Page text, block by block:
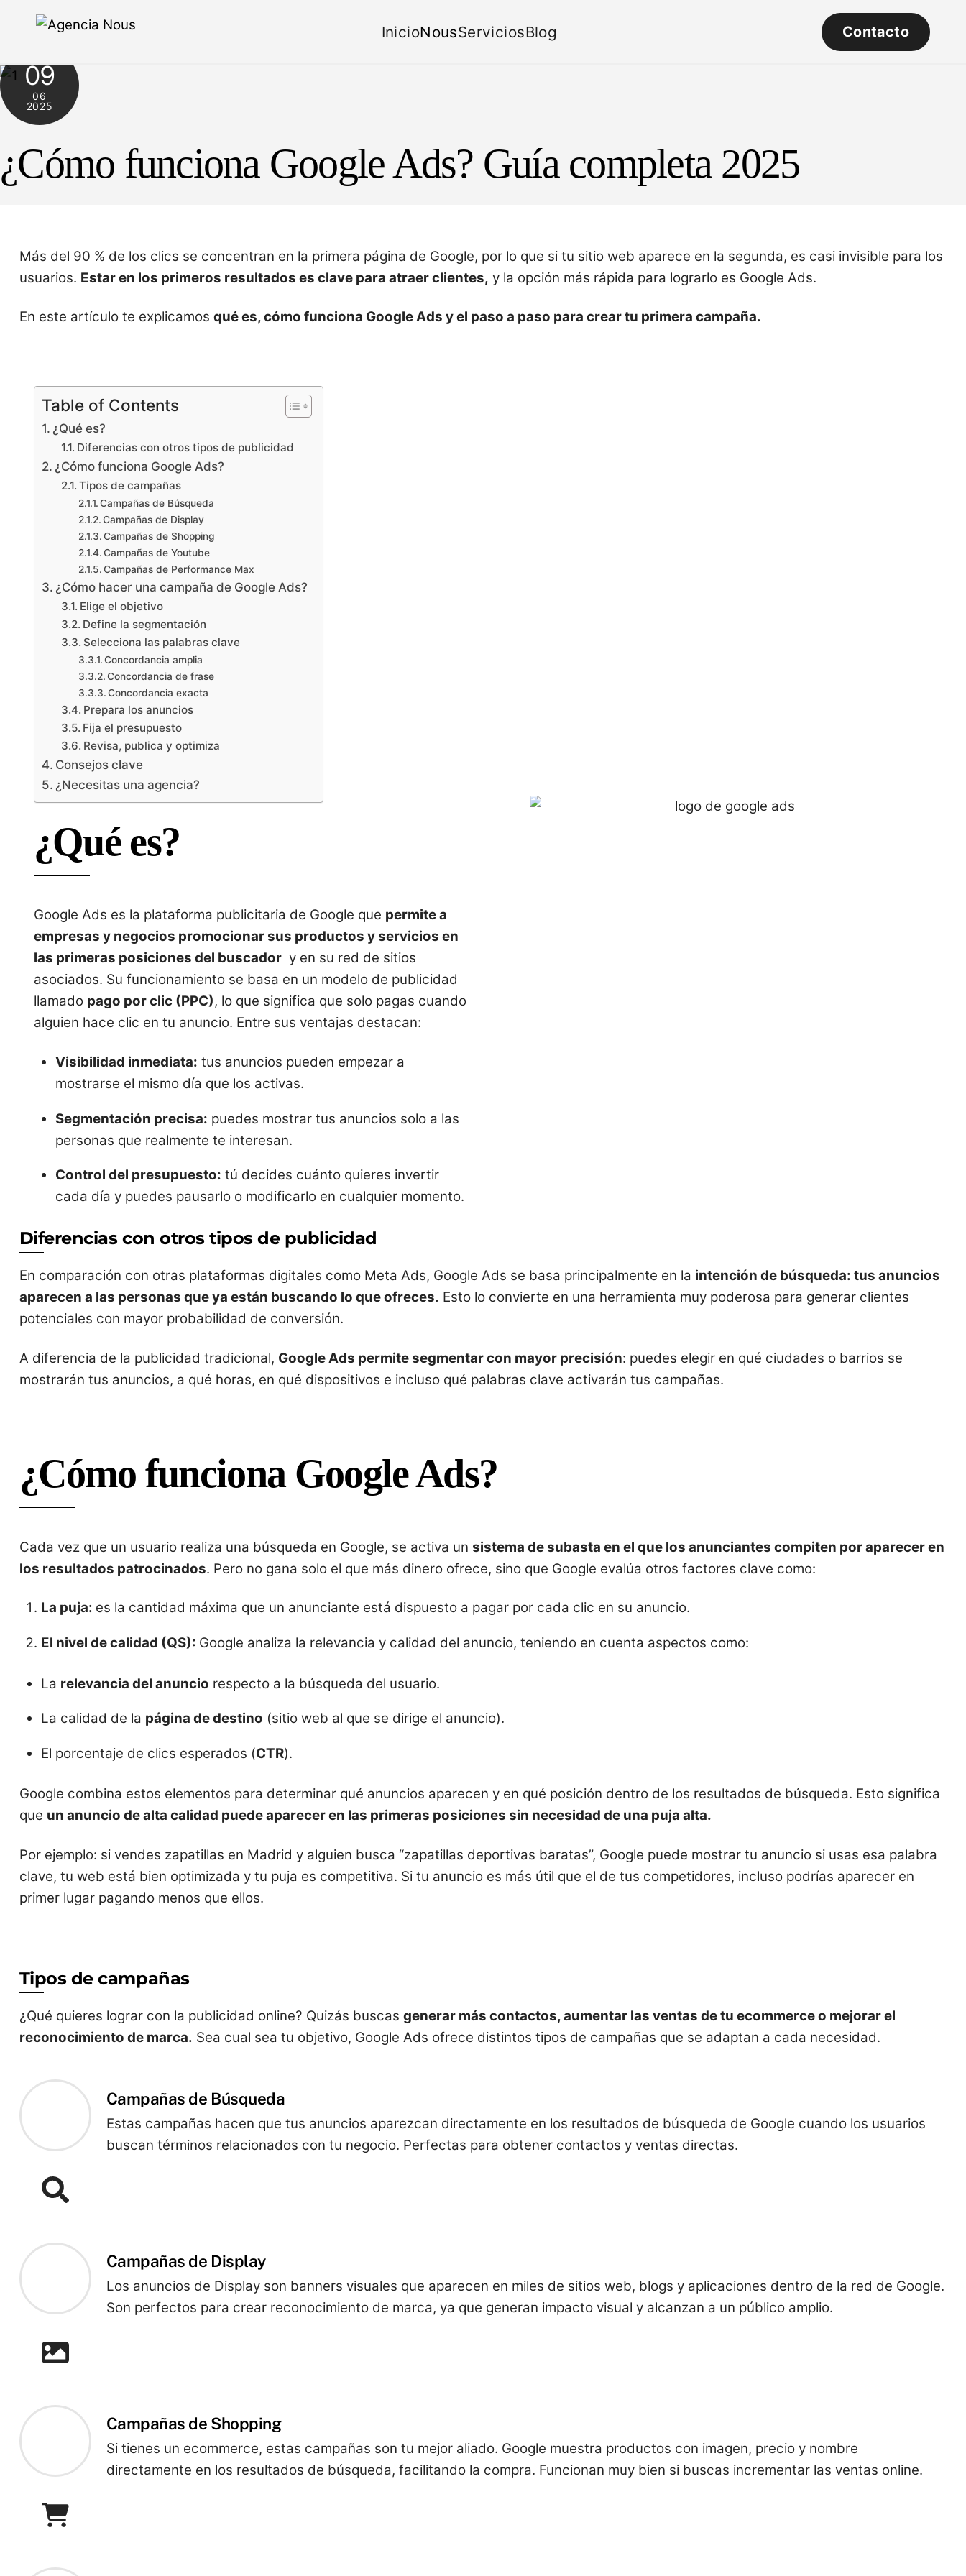
InicioNousServiciosBlog Contacto
09
06
2025
¿Cómo funciona Google Ads? Guía completa 2025
Más del 90 % de los clics se concentran en la primera página de Google, por lo que si tu sitio web aparece en la segunda, es casi invisible para los
usuarios. Estar en los primeros resultados es clave para atraer clientes, y la opción más rápida para lograrlo es Google Ads.
En este artículo te explicamos qué es, cómo funciona Google Ads y el paso a paso para crear tu primera campaña.
Table of Contents
¿Qué es?
Diferencias con otros tipos de publicidad
¿Cómo funciona Google Ads?
Tipos de campañas
Campañas de Búsqueda
Campañas de Display
Campañas de Shopping
Campañas de Youtube
Campañas de Performance Max
¿Cómo hacer una campaña de Google Ads?
Elige el objetivo
Define la segmentación
Selecciona las palabras clave
Concordancia amplia
Concordancia de frase
Concordancia exacta
Prepara los anuncios
Fija el presupuesto
Revisa, publica y optimiza
Consejos clave
¿Necesitas una agencia?
¿Qué es?
Google Ads es la plataforma publicitaria de Google que permite a
empresas y negocios promocionar sus productos y servicios en
las primeras posiciones del buscadory en su red de sitios
asociados. Su funcionamiento se basa en un modelo de publicidad
llamado pago por clic (PPC), lo que significa que solo pagas cuando
alguien hace clic en tu anuncio. Entre sus ventajas destacan:
Visibilidad inmediata: tus anuncios pueden empezar a
mostrarse el mismo día que los activas.
Segmentación precisa: puedes mostrar tus anuncios solo a las
personas que realmente te interesan.
Control del presupuesto: tú decides cuánto quieres invertir
cada día y puedes pausarlo o modificarlo en cualquier momento.
Diferencias con otros tipos de publicidad
En comparación con otras plataformas digitales como Meta Ads, Google Ads se basa principalmente en la intención de búsqueda: tus anuncios
aparecen a las personas que ya están buscando lo que ofreces. Esto lo convierte en una herramienta muy poderosa para generar clientes
potenciales con mayor probabilidad de conversión.
A diferencia de la publicidad tradicional, Google Ads permite segmentar con mayor precisión: puedes elegir en qué ciudades o barrios se
mostrarán tus anuncios, a qué horas, en qué dispositivos e incluso qué palabras clave activarán tus campañas.
¿Cómo funciona Google Ads?
Cada vez que un usuario realiza una búsqueda en Google, se activa un sistema de subasta en el que los anunciantes compiten por aparecer en
los resultados patrocinados. Pero no gana solo el que más dinero ofrece, sino que Google evalúa otros factores clave como:
La puja: es la cantidad máxima que un anunciante está dispuesto a pagar por cada clic en su anuncio.
El nivel de calidad (QS): Google analiza la relevancia y calidad del anuncio, teniendo en cuenta aspectos como:
La relevancia del anuncio respecto a la búsqueda del usuario.
La calidad de la página de destino (sitio web al que se dirige el anuncio).
El porcentaje de clics esperados (CTR).
Google combina estos elementos para determinar qué anuncios aparecen y en qué posición dentro de los resultados de búsqueda. Esto significa
que un anuncio de alta calidad puede aparecer en las primeras posiciones sin necesidad de una puja alta.
Por ejemplo: si vendes zapatillas en Madrid y alguien busca “zapatillas deportivas baratas”, Google puede mostrar tu anuncio si usas esa palabra
clave, tu web está bien optimizada y tu puja es competitiva. Si tu anuncio es más útil que el de tus competidores, incluso podrías aparecer en
primer lugar pagando menos que ellos.
Tipos de campañas
¿Qué quieres lograr con la publicidad online? Quizás buscas generar más contactos, aumentar las ventas de tu ecommerce o mejorar el
reconocimiento de marca. Sea cual sea tu objetivo, Google Ads ofrece distintos tipos de campañas que se adaptan a cada necesidad.
Campañas de Búsqueda
Estas campañas hacen que tus anuncios aparezcan directamente en los resultados de búsqueda de Google cuando los usuarios
buscan términos relacionados con tu negocio. Perfectas para obtener contactos y ventas directas.
Campañas de Display
Los anuncios de Display son banners visuales que aparecen en miles de sitios web, blogs y aplicaciones dentro de la red de Google.
Son perfectos para crear reconocimiento de marca, ya que generan impacto visual y alcanzan a un público amplio.
Campañas de Shopping
Si tienes un ecommerce, estas campañas son tu mejor aliado. Google muestra productos con imagen, precio y nombre
directamente en los resultados de búsqueda, facilitando la compra. Funcionan muy bien si buscas incrementar las ventas online.